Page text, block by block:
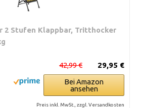
2 Stufen Klappbar, Tritthocker
29,95 €
42,99 €
Bei Amazon
ansehen
Preis inkl. MwSt., zzgl. Versandkosten